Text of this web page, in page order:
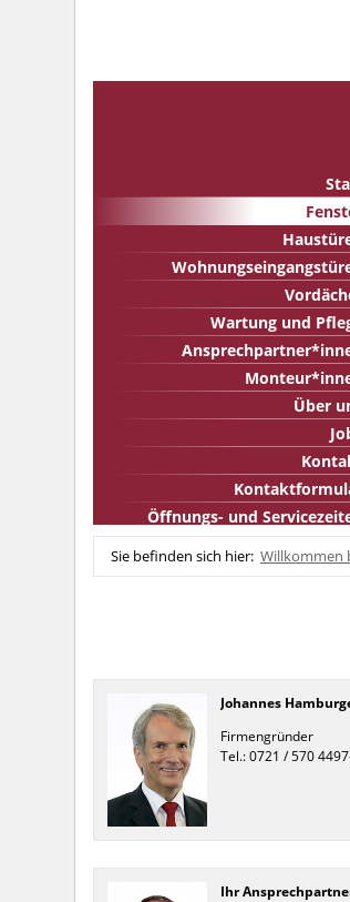
Wartung und
Über
Öffnungs- und
Sie befinden sich hier: Willkommen
Johannes
Firmengründer
Tel.: 0721 / 570
Ihr